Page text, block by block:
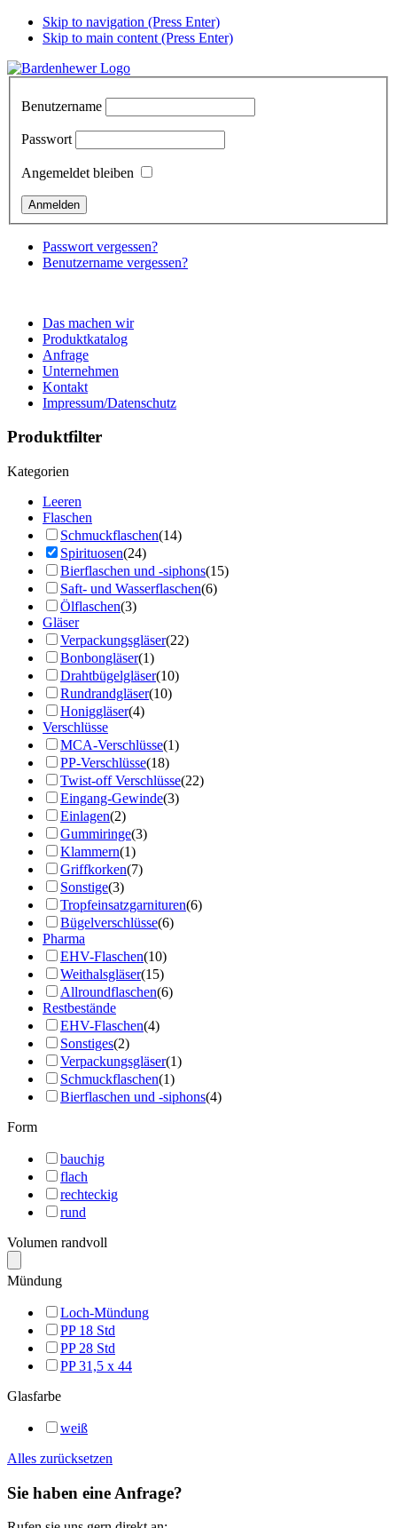
Skip to navigation (Press Enter)
Skip to main content (Press Enter)
Benutzername
Passwort
Angemeldet bleiben
Passwort vergessen?
Benutzername vergessen?
Das machen wir
Produktkatalog
Anfrage
Unternehmen
Kontakt
Impressum/Datenschutz
Produktfilter
Kategorien
Leeren
Flaschen
Schmuckflaschen(14)
Spirituosen(24)
Bierflaschen und -siphons(15)
Saft- und Wasserflaschen(6)
Ölflaschen(3)
Gläser
Verpackungsgläser(22)
Bonbongläser(1)
Drahtbügelgläser(10)
Rundrandgläser(10)
Honiggläser(4)
Verschlüsse
MCA-Verschlüsse(1)
PP-Verschlüsse(18)
Twist-off Verschlüsse(22)
Eingang-Gewinde(3)
Einlagen(2)
Gummiringe(3)
Klammern(1)
Griffkorken(7)
Sonstige(3)
Tropfeinsatzgarnituren(6)
Bügelverschlüsse(6)
Pharma
EHV-Flaschen(10)
Weithalsgläser(15)
Allroundflaschen(6)
Restbestände
EHV-Flaschen(4)
Sonstiges(2)
Verpackungsgläser(1)
Schmuckflaschen(1)
Bierflaschen und -siphons(4)
Form
bauchig
flach
rechteckig
rund
Volumen randvoll
Mündung
Loch-Mündung
PP 18 Std
PP 28 Std
PP 31,5 x 44
Glasfarbe
weiß
Alles zurücksetzen
Sie haben eine Anfrage?